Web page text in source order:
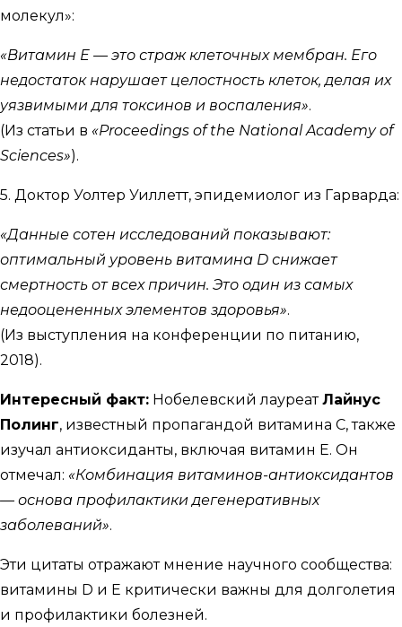
молекул»:
«Витамин E — это страж клеточных мембран. Его
недостаток нарушает целостность клеток, делая их
уязвимыми для токсинов и воспаления».
(Из статьи в «Proceedings of the National Academy of
Sciences»).
5. Доктор Уолтер Уиллетт, эпидемиолог из Гарварда:
«Данные сотен исследований показывают:
оптимальный уровень витамина D снижает
смертность от всех причин. Это один из самых
недооцененных элементов здоровья».
(Из выступления на конференции по питанию,
2018).
Интересный факт: Нобелевский лауреатЛайнус
Полинг, известный пропагандой витамина C, также
изучал антиоксиданты, включая витамин E. Он
отмечал: «Комбинация витаминов-антиоксидантов
— основа профилактики дегенеративных
заболеваний».
Эти цитаты отражают мнение научного сообщества:
витамины D и E критически важны для долголетия
и профилактики болезней.